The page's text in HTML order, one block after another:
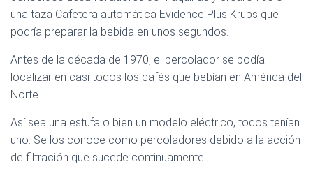
una taza Cafetera automática Evidence Plus Krups que
podría preparar la bebida en unos segundos.
Antes de la década de 1970, el percolador se podía
localizar en casi todos los cafés que bebían en América del
Norte.
Así sea una estufa o bien un modelo eléctrico, todos tenían
uno. Se los conoce como percoladores debido a la acción
de filtración que sucede continuamente.